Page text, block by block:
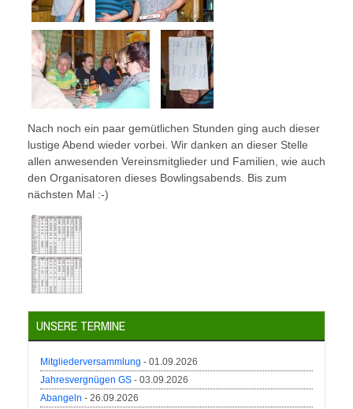
Nach noch ein paar gemütlichen Stunden ging auch dieser
lustige Abend wieder vorbei. Wir danken an dieser Stelle
allen anwesenden Vereinsmitglieder und Familien, wie auch
den Organisatoren dieses Bowlingsabends. Bis zum
nächsten Mal :-)
UNSERE TERMINE
Mitgliederversammlung - 01.09.2026
Jahresvergnügen GS - 03.09.2026
Abangeln - 26.09.2026